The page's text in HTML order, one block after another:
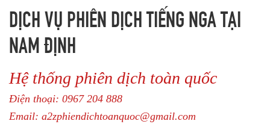
DỊCH VỤ PHIÊN DỊCH TIẾNG NGA TẠI
NAM ĐỊNH
Hệ thống phiên dịch toàn quốc
Điện thoại: 0967 204 888
Email: a2zphiendichtoanquoc@gmail.com